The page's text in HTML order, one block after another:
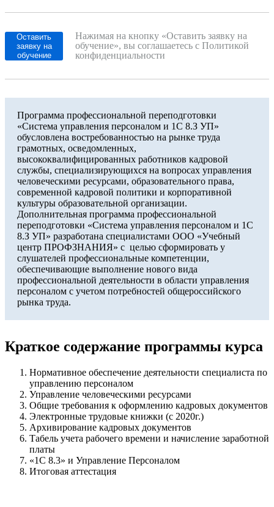
Оставить
заявку на
обучение
Нажимая на кнопку «Оставить заявку на
обучение», вы соглашаетесь с Политикой
конфиденциальности
Программа профессиональной переподготовки
«Система управления персоналом и 1С 8.З УП»
обусловлена востребованностью на рынке труда
грамотных, осведомленных,
высококвалифицированных работников кадровой
службы, специализирующихся на вопросах управления
человеческими ресурсами, образовательного права,
современной кадровой политики и корпоративной
культуры образовательной организации.
Дополнительная программа профессиональной
переподготовки «Система управления персоналом и 1С
8.З УП» разработана специалистами ООО «Учебный
центр ПРОФЗНАНИЯ» с целью сформировать у
слушателей профессиональные компетенции,
обеспечивающие выполнение нового вида
профессиональной деятельности в области управления
персоналом с учетом потребностей общероссийского
рынка труда.
Краткое содержание программы курса
Нормативное обеспечение деятельности специалиста по
управлению персоналом
Управление человеческими ресурсами
Общие требования к оформлению кадровых документов
Электронные трудовые книжки (с 2020г.)
Архивирование кадровых документов
Табель учета рабочего времени и начисление заработной
платы
«1С 8.3» и Управление Персоналом
Итоговая аттестация